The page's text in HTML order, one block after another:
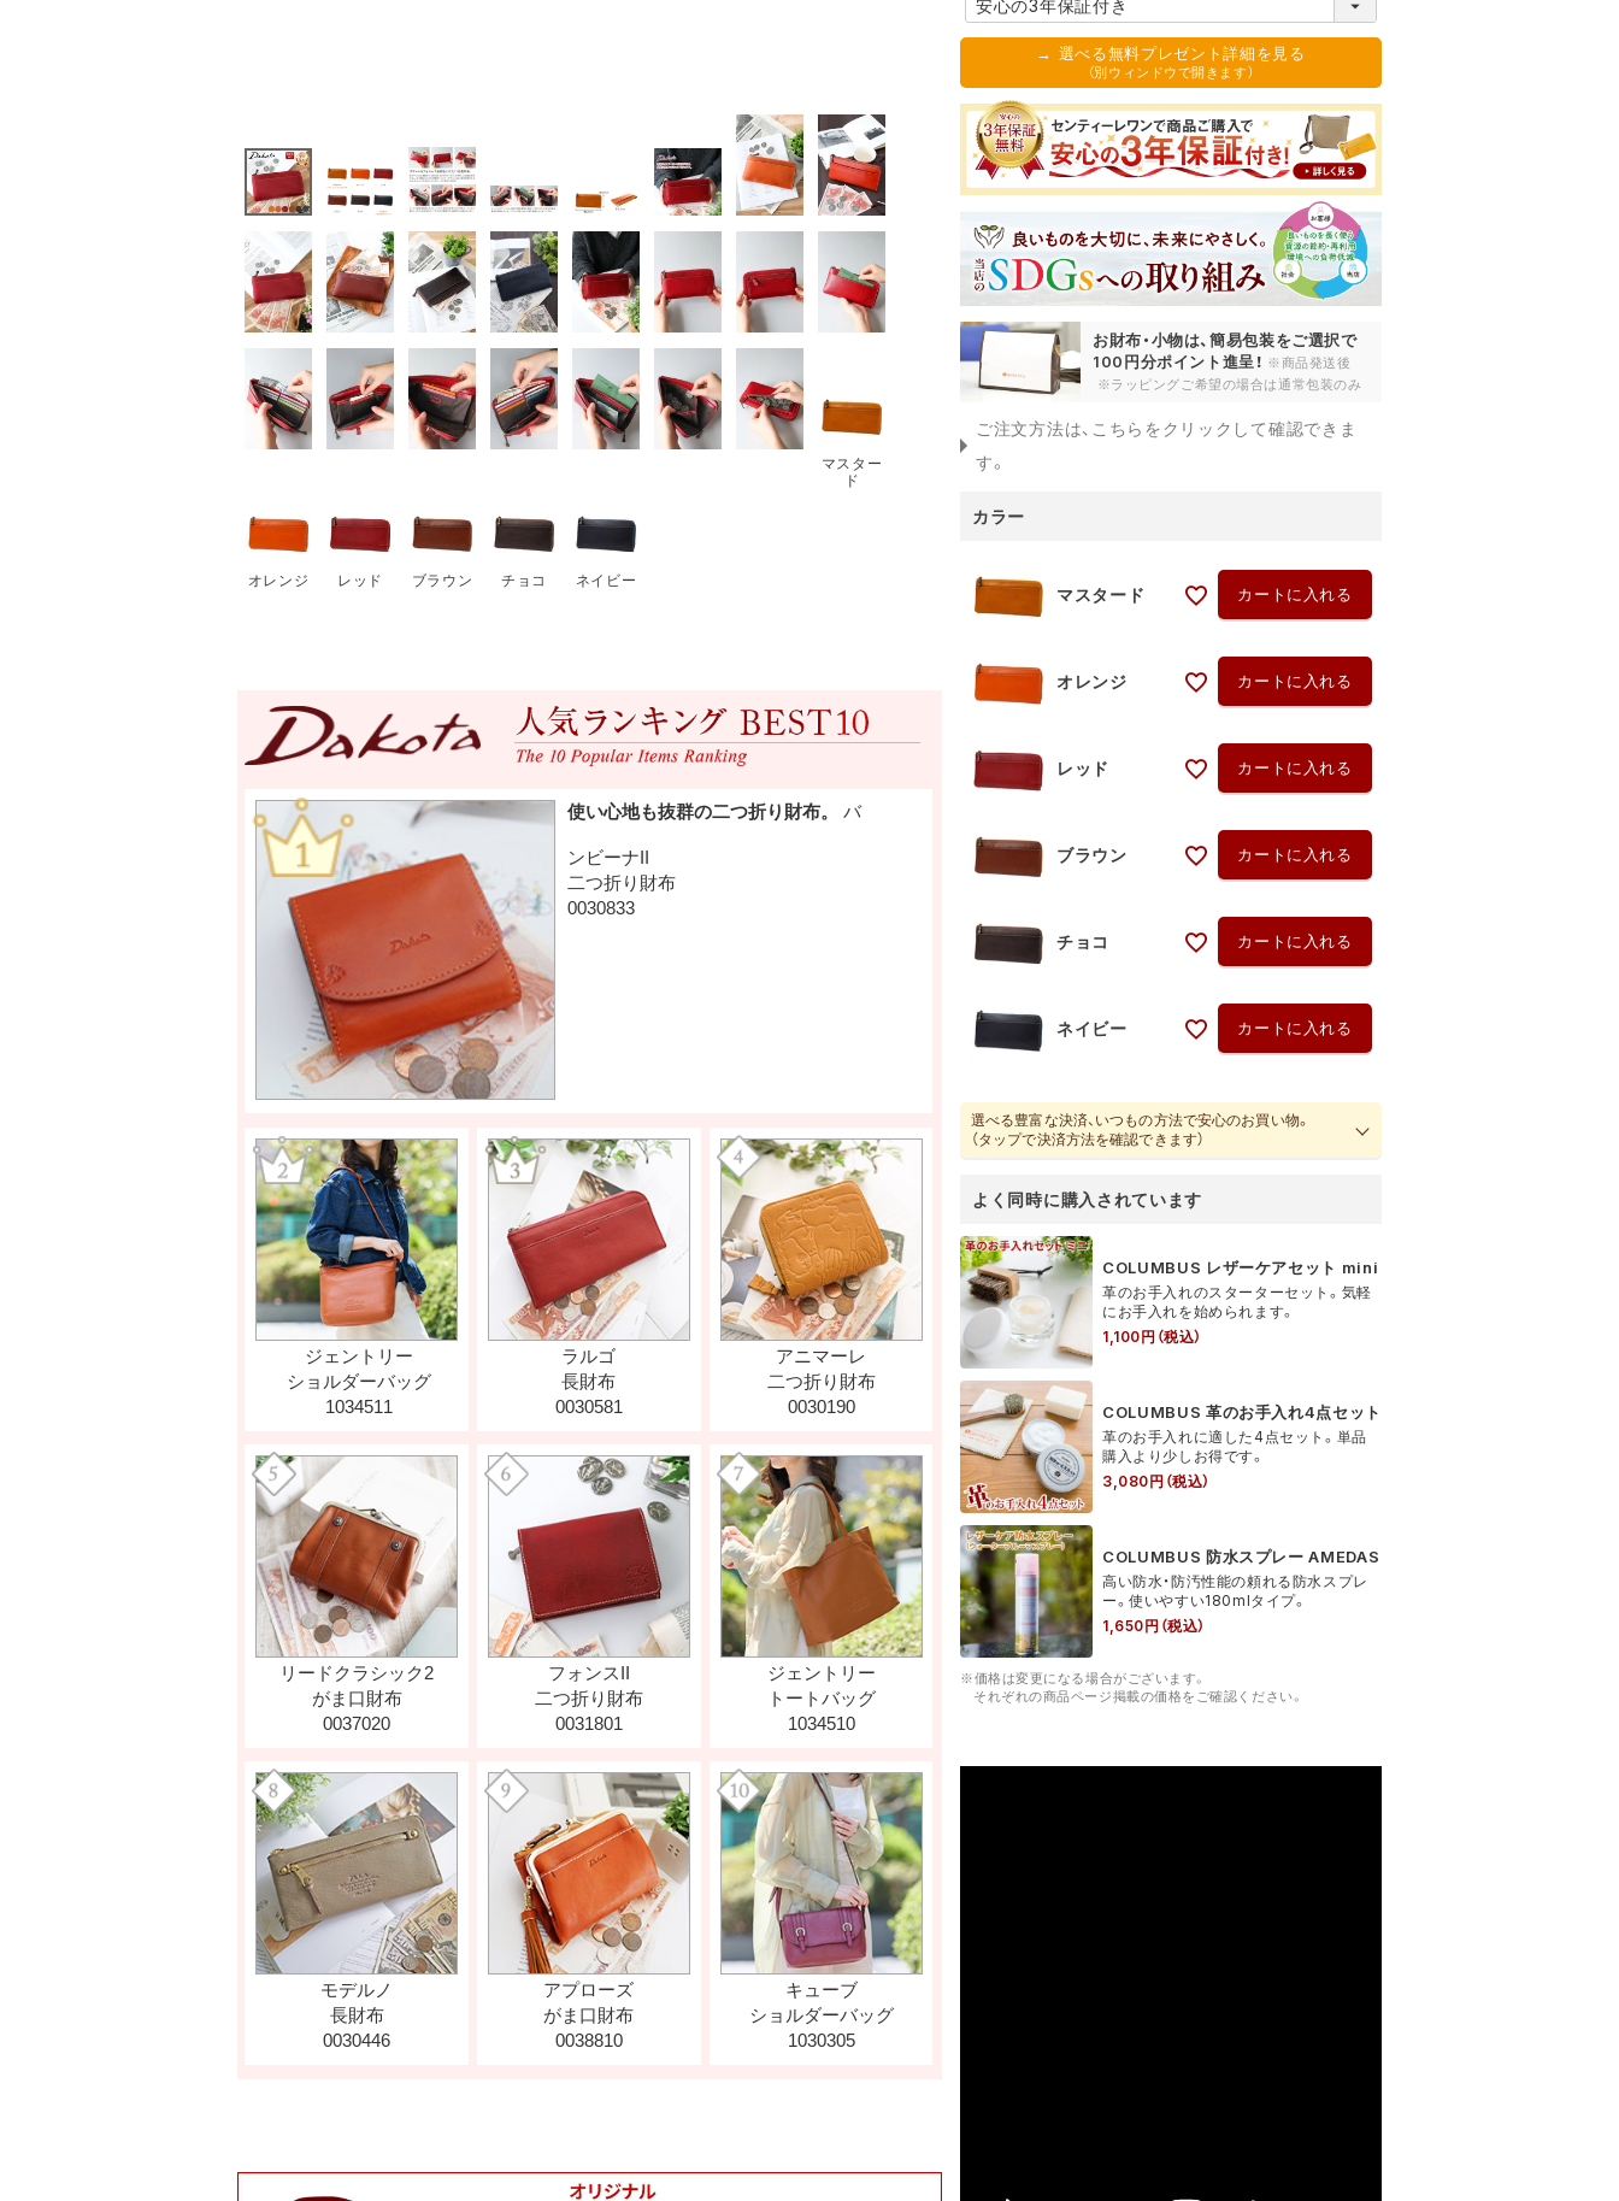
マスター
ド
オレンジ レッド ブラウン チョコ ネイビー
必
→ 選べる無料プレゼント詳細を見る
（別ウィンドウで開きます）
お財布・小物は、簡易包装をご選択で
100円分ポイント進呈！ ※商品発送後
※ラッピングご希望の場合は通常包装のみ
ご注文方法は、こちらをクリックして確認できま
す。
カラー
マスタード カートに入れる
オレンジ カートに入れる
レッド カートに入れる
ブラウン カートに入れる
チョコ カートに入れる
ネイビー カートに入れる
選べる豊富な決済、いつもの方法で安心のお買い物。
（タップで決済方法を確認できます）
COLUMBUS レザーケアセット mini
革のお手入れのスターターセット。気軽
にお手入れを始められます。
1,100円（税込）
COLUMBUS 革のお手入れ4点セット
革のお手入れに適した4点セット。単品
購入より少しお得です。
3,080円（税込）
COLUMBUS 防水スプレー AMEDAS
高い防水・防汚性能の頼れる防水スプレ
ー。使いやすい180mlタイプ。
1,650円（税込）
※価格は変更になる場合がございます。
それぞれの商品ページ掲載の価格をご確認ください。